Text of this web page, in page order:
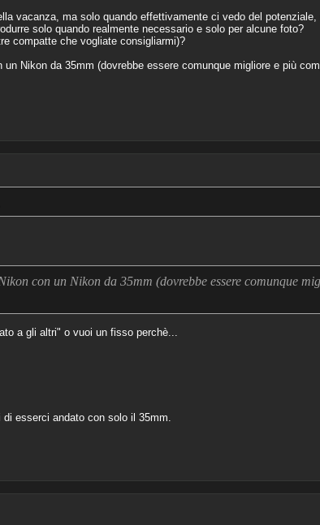
vacanza, ma solo quando effettivamente ci vedo del potenziale,
solo quando realmente necessario e solo per alcune foto?
compatte che vogliate consigliarmi)?
Nikon da 35mm (dovrebbe essere comunque migliore e più
con un Nikon da 35mm (dovrebbe essere comunque
a gli altri" o vuoi un fisso perchè...
esserci andato con solo il 35mm.